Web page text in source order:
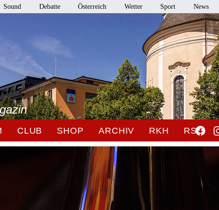
Sound Debatte Österreich Wetter Sport News
CLUB SHOP ARCHIV RKH RSO